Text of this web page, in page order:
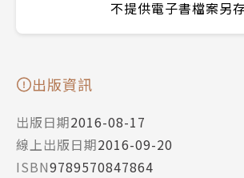
不提供電子書檔案另
出版資訊
出版日期2016-08-17
線上出版日期2016-09-20
ISBN9789570847864